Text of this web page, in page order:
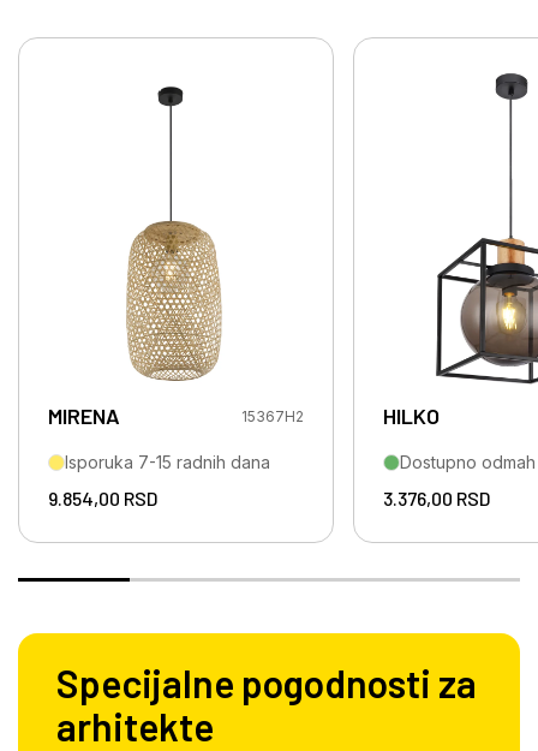
MIRENA 15367H2
Isporuka 7-15 radnih dana
9.854,00 RSD
HILKO
Dostupno odmah
3.376,00 RSD
Specijalne pogodnosti za
arhitekte